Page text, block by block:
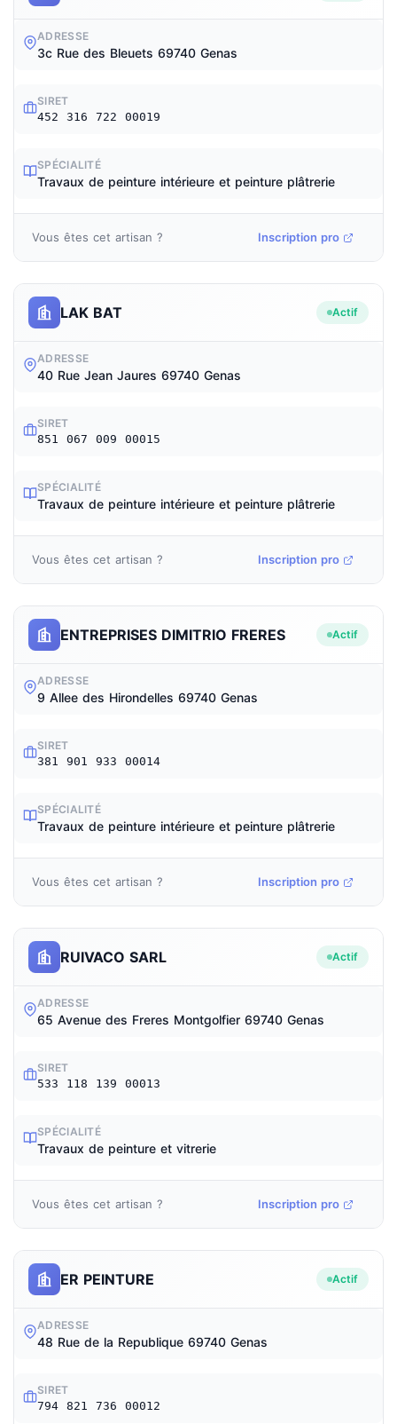
ADRESSE
3c Rue des Bleuets 69740 Genas
SIRET
452 316 722 00019
SPÉCIALITÉ
Travaux de peinture intérieure et peinture plâtrerie
Vous êtes cet artisan ? Inscription pro
LAK BAT Actif
ADRESSE
40 Rue Jean Jaures 69740 Genas
SIRET
851 067 009 00015
SPÉCIALITÉ
Travaux de peinture intérieure et peinture plâtrerie
Vous êtes cet artisan ? Inscription pro
ENTREPRISES DIMITRIO FRERES Actif
ADRESSE
9 Allee des Hirondelles 69740 Genas
SIRET
381 901 933 00014
SPÉCIALITÉ
Travaux de peinture intérieure et peinture plâtrerie
Vous êtes cet artisan ? Inscription pro
RUIVACO SARL Actif
ADRESSE
65 Avenue des Freres Montgolfier 69740 Genas
SIRET
533 118 139 00013
SPÉCIALITÉ
Travaux de peinture et vitrerie
Vous êtes cet artisan ? Inscription pro
ER PEINTURE Actif
ADRESSE
48 Rue de la Republique 69740 Genas
SIRET
794 821 736 00012